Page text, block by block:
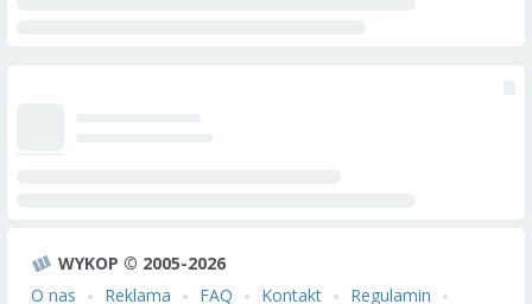
WYKOP © 2005-2026
O nas
Reklama FAQ Kontakt Regulamin